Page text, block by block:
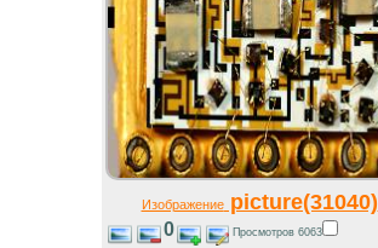
Изображениеpicture(31040)
0 Просмотров 6063